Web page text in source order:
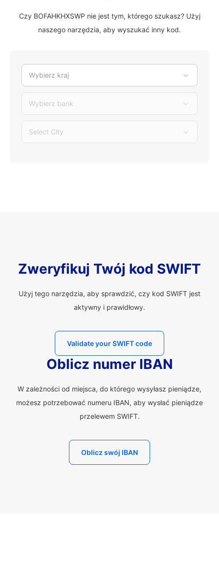
Czy BOFAHKHXSWP nie jest tym, którego szukasz? Użyj
naszego narzędzia, aby wyszukać inny kod.
Wybierz kraj
Wybierz bank
Select City
Zweryfikuj Twój kod SWIFT
Użyj tego narzędzia, aby sprawdzić, czy kod SWIFT jest
aktywny i prawidłowy.
Validate your SWIFT code
Oblicz numer IBAN
W zależności od miejsca, do którego wysyłasz pieniądze,
możesz potrzebować numeru IBAN, aby wysłać pieniądze
przelewem SWIFT.
Oblicz swój IBAN